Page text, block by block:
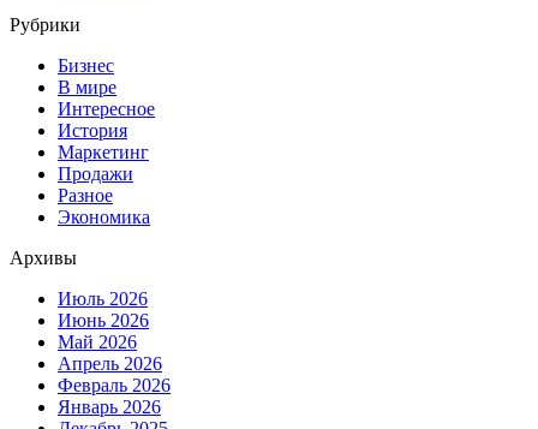
Рубрики
Бизнес
В мире
Интересное
История
Маркетинг
Продажи
Разное
Экономика
Архивы
Июль 2026
Июнь 2026
Май 2026
Апрель 2026
Февраль 2026
Январь 2026